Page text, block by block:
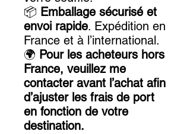
📦 Emballage sécurisé et
envoi rapide. Expédition en
France et à l’international.
🌍 Pour les acheteurs hors
France, veuillez me
contacter avant l’achat afin
d’ajuster les frais de port
en fonction de votre
destination.